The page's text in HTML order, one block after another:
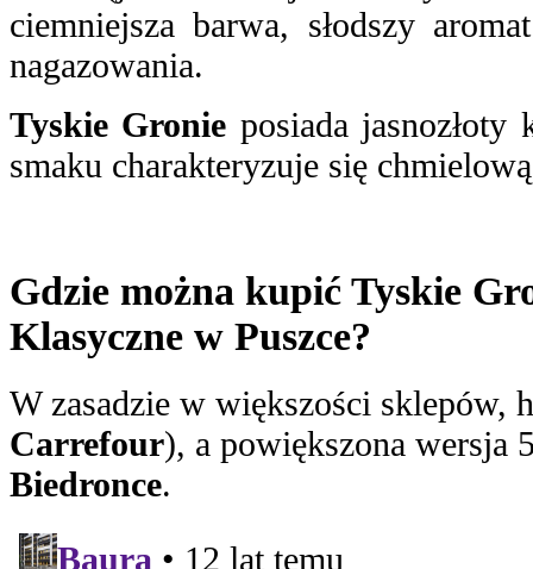
ciemniejsza barwa, słodszy
nagazowania.
Tyskie Gronie posiada
smaku charakteryzuje się
Gdzie można kupić Tyskie
Klasyczne w Puszce?
W zasadzie w większości sklepów,
Carrefour), a powiększona wersja
Biedronce.